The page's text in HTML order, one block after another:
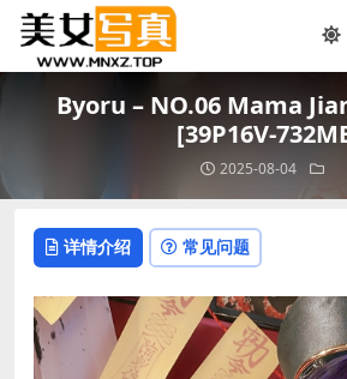
Byoru – NO.06 Mama
[39P16V-
2025-08-04
详情介绍 常见问题